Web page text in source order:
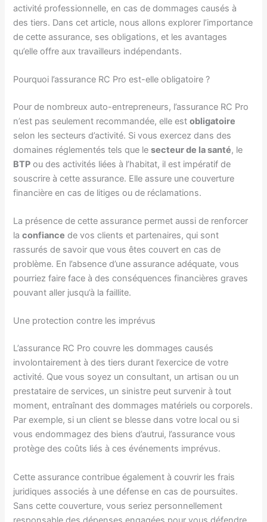
activité professionnelle, en cas de dommages causés à
des tiers. Dans cet article, nous allons explorer l’importance
de cette assurance, ses obligations, et les avantages
qu’elle offre aux travailleurs indépendants.
Pourquoi l’assurance RC Pro est-elle obligatoire ?
Pour de nombreux auto-entrepreneurs, l’assurance RC Pro
n’est pas seulement recommandée, elle estobligatoire
selon les secteurs d’activité. Si vous exercez dans des
domaines réglementés tels que lesecteur de la santé, le
BTP ou des activités liées à l’habitat, il est impératif de
souscrire à cette assurance. Elle assure une couverture
financière en cas de litiges ou de réclamations.
La présence de cette assurance permet aussi de renforcer
laconfiance de vos clients et partenaires, qui sont
rassurés de savoir que vous êtes couvert en cas de
problème. En l’absence d’une assurance adéquate, vous
pourriez faire face à des conséquences financières graves
pouvant aller jusqu’à la faillite.
Une protection contre les imprévus
L’assurance RC Pro couvre les dommages causés
involontairement à des tiers durant l’exercice de votre
activité. Que vous soyez un consultant, un artisan ou un
prestataire de services, un sinistre peut survenir à tout
moment, entraînant des dommages matériels ou corporels.
Par exemple, si un client se blesse dans votre local ou si
vous endommagez des biens d’autrui, l’assurance vous
protège des coûts liés à ces événements imprévus.
Cette assurance contribue également à couvrir les frais
juridiques associés à une défense en cas de poursuites.
Sans cette couverture, vous seriez personnellement